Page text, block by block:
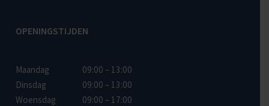
OPENINGSTIJDEN
Maandag
Dinsdag
Woensdag
09:00 – 13:00
09:00 – 13:00
09:00 – 17:00